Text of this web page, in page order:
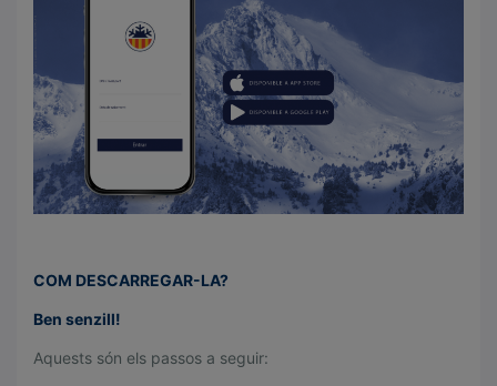
COM DESCARREGAR-LA?
Ben senzill!
Aquests són els passos a seguir: